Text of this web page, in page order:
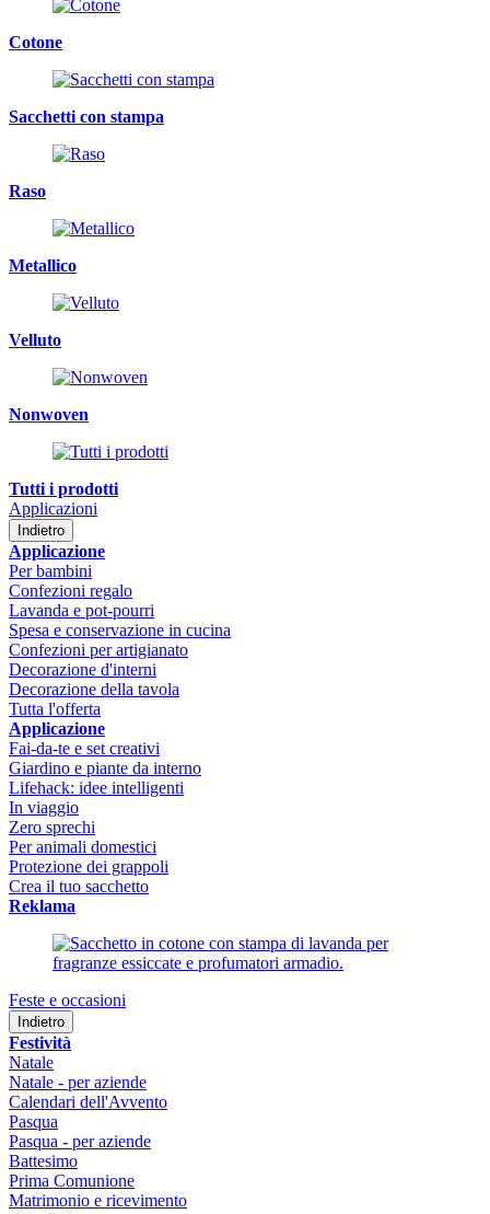
Cotone
Sacchetti con stampa
Raso
Metallico
Velluto
Nonwoven
Tutti i prodotti
Applicazioni
Indietro
Applicazione
Per bambini
Confezioni regalo
Lavanda e pot-pourri
Spesa e conservazione in cucina
Confezioni per artigianato
Decorazione d'interni
Decorazione della tavola
Tutta l'offerta
Applicazione
Fai-da-te e set creativi
Giardino e piante da interno
Lifehack: idee intelligenti
In viaggio
Zero sprechi
Per animali domestici
Protezione dei grappoli
Crea il tuo sacchetto
Reklama
Feste e occasioni
Indietro
Festività
Natale
Natale - per aziende
Calendari dell'Avvento
Pasqua
Pasqua - per aziende
Battesimo
Prima Comunione
Matrimonio e ricevimento